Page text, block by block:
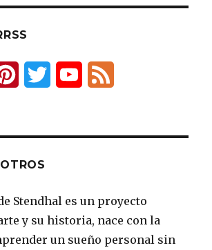
r
e
e
b
Stendhal es un proyecto
y su historia, nace con la
un sueño personal sin